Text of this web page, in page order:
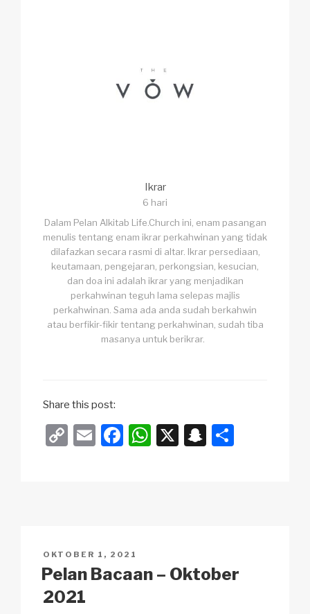
Ikrar
6 hari
Dalam Pelan Alkitab Life.Church ini, enam pasangan
menulis tentang enam ikrar perkahwinan yang tidak
dilafazkan secara rasmi di altar. Ikrar persediaan,
keutamaan, pengejaran, perkongsian, kesucian,
dan doa ini adalah ikrar yang menjadikan
perkahwinan teguh lama selepas majlis
perkahwinan. Sama ada anda sudah berkahwin
atau berfikir-fikir tentang perkahwinan, sudah tiba
masanya untuk berikrar.
Share this post:
C
n
k
E
F
o
o
W
p
X
S
at
DIKIRIM
PADA
OKTOBER 1, 2021
Pelan Bacaan – Oktober
2021